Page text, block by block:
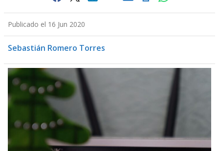
Publicado el 16 Jun 2020
Sebastián Romero Torres